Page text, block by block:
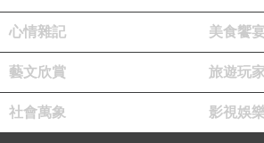
心情雜記 美食饗
藝文欣賞 旅遊玩家
社會萬象 影視娛